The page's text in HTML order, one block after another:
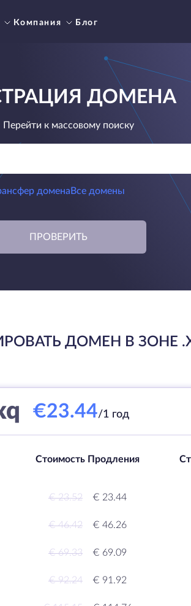
Компания Блог
ДОМЕНА
Перейти к массовому поиску
домена Все домены
ПРОВЕРИТЬ
ДОМЕН В ЗОНЕ
€23.44/1 год
Стоимость Продления
€ 23.52 € 23.44
€ 46.42 € 46.26
€ 69.33 € 69.09
€ 92.24 € 91.92